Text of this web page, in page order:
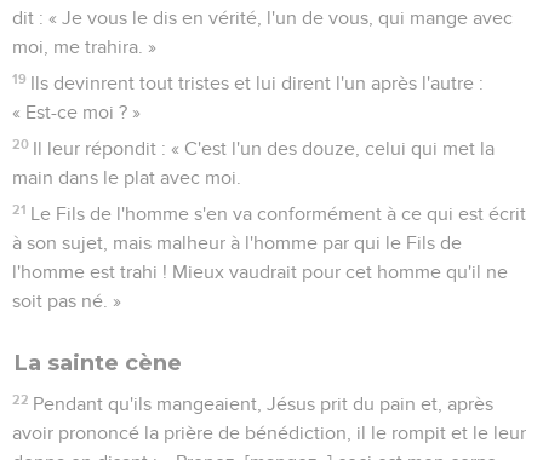
dit : « Je vous le dis en vérité, l'un de vous, qui mange avec
moi, me trahira. »
19 Ils devinrent tout tristes et lui dirent l'un après l'autre :
« Est-ce moi ? »
20 Il leur répondit : « C'est l'un des douze, celui qui met la
main dans le plat avec moi.
21 Le Fils de l'homme s'en va conformément à ce qui est écrit
à son sujet, mais malheur à l'homme par qui le Fils de
l'homme est trahi ! Mieux vaudrait pour cet homme qu'il ne
soit pas né. »
La sainte cène
22 Pendant qu'ils mangeaient, Jésus prit du pain et, après
avoir prononcé la prière de bénédiction, il le rompit et le leur